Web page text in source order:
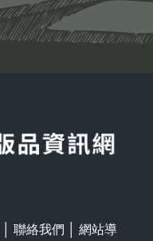
聯絡我們
網站導